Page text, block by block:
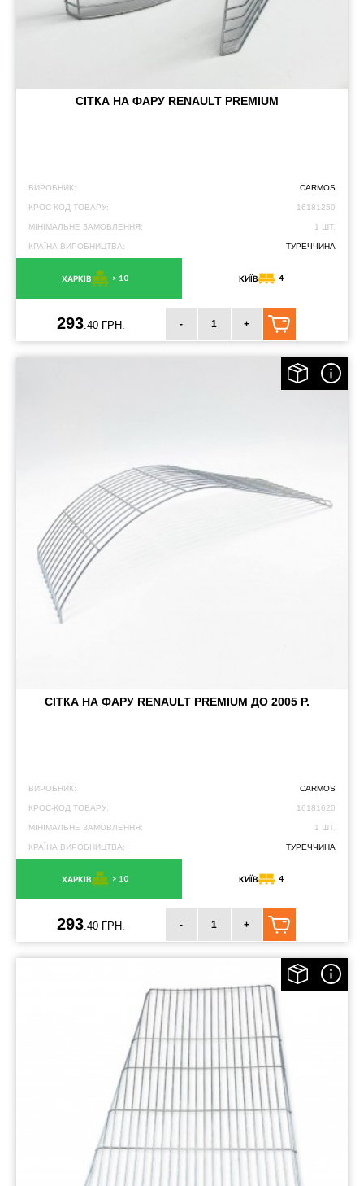
СІТКА НА ФАРУ RENAULT PREMIUM
ВИРОБНИК: CARMOS
КРОС-КОД ТОВАРУ: 16181250
МІНІМАЛЬНЕ ЗАМОВЛЕННЯ: 1 ШТ.
КРАЇНА ВИРОБНИЦТВА: ТУРЕЧЧИНА
ХАРКІВ > 10 КИЇВ 4
293.40 ГРН. - +
СІТКА НА ФАРУ RENAULT PREMIUM ДО 2005 Р.
ВИРОБНИК: CARMOS
КРОС-КОД ТОВАРУ: 16181620
МІНІМАЛЬНЕ ЗАМОВЛЕННЯ: 1 ШТ.
КРАЇНА ВИРОБНИЦТВА: ТУРЕЧЧИНА
ХАРКІВ > 10 КИЇВ 4
293.40 ГРН. - +